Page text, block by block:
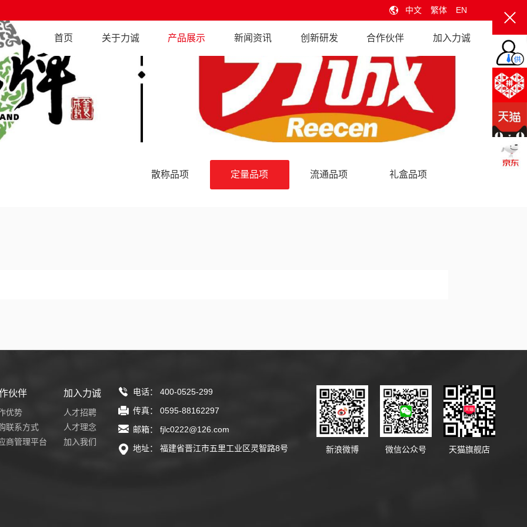
中文 繁体 EN
首页 关于力诚 产品展示 新闻资讯 创新研发 合作伙伴 加入力诚
散称品项 定量品项 流通品项 礼盒品项
伙伴
优势
联系方式
商管理平台
加入力诚
人才招聘
人才理念
加入我们
电话： 400-0525-299
传真： 0595-88162297
邮箱： fjlc0222@126.com
地址： 福建省晋江市五里工业区灵智路8号
新浪微博 微信公众号 天猫旗舰店